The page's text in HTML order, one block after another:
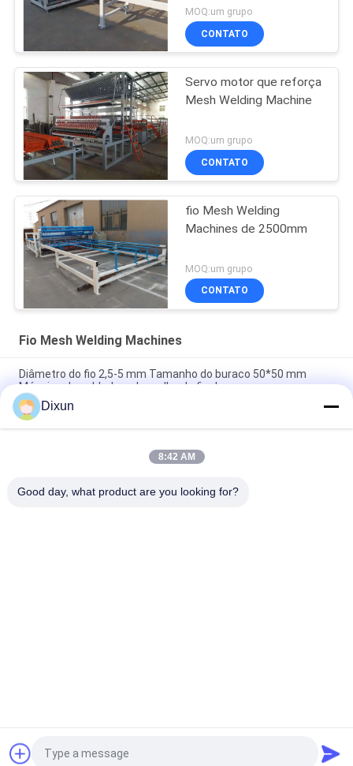
MOQ:um grupo
CONTATO
Servo motor que reforça
Mesh Welding Machine
MOQ:um grupo
CONTATO
fio Mesh Welding
Machines de 2500mm
MOQ:um grupo
CONTATO
Fio Mesh Welding Machines
Diâmetro do fio 2,5-5 mm Tamanho do buraco 50*50 mm
Máquina de soldadura de malha de fio de aço
Aeroporto vedação de fio de diâmetro 3,7mm malha 50 *
200mm máquina de solda de malha de fio
Tamanho do buraco 150*150mm Rebar 4-10mm Highway
Do Rolo
Pedir um orçamento
Dixun
8:42 AM
Good day, what product are you looking for?